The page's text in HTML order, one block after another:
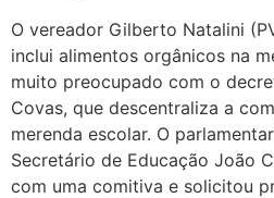
O vereador Gilberto Natalini
inclui alimentos orgânicos na
muito preocupado com o
Covas, que descentraliza a
merenda escolar. O
Secretário de Educação João
com uma comitiva e solicitou